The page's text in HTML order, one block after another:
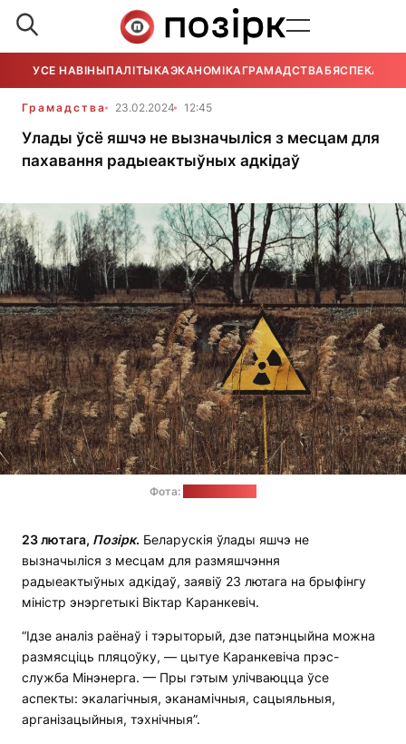
УСЕ НАВІНЫПАЛІТЫКАЭКАНОМІКАГРАМАДСТВАБЯСПЕКА
Грамадства 23.02.2024 12:45
Улады ўсё яшчэ не вызначыліся з месцам для
пахавання радыеактыўных адкідаў
Фота:
23 лютага, Позірк. Беларускія ўлады яшчэ не
вызначыліся з месцам для размяшчэння
радыеактыўных адкідаў, заявіў 23 лютага на брыфінгу
міністр энэргетыкі Віктар Каранкевіч.
“Ідзе аналіз раёнаў і тэрыторый, дзе патэнцыйна можна
размясціць пляцоўку, — цытуе Каранкевіча прэс-
служба Мінэнерга. — Пры гэтым улічваюцца ўсе
аспекты: экалагічныя, эканамічныя, сацыяльныя,
арганізацыйныя, тэхнічныя”.